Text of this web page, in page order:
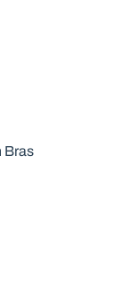
Bras